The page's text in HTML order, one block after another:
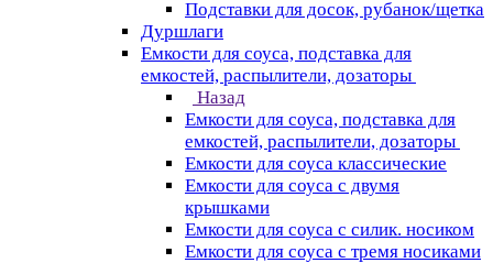
Подставки для досок, рубанок/щетка
Дуршлаги
Емкости для соуса, подставка для
емкостей, распылители, дозаторы
Назад
Емкости для соуса, подставка для
емкостей, распылители, дозаторы
Емкости для соуса классические
Емкости для соуса с двумя
крышками
Емкости для соуса с силик. носиком
Емкости для соуса с тремя носиками